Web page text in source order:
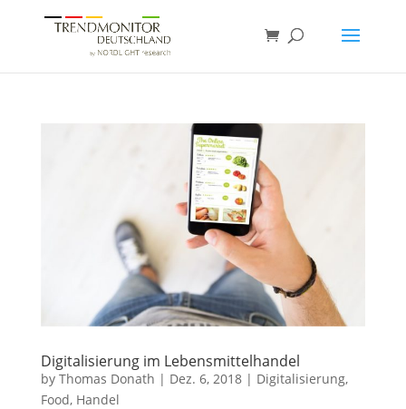
Digitalisierung im Lebensmittelhandel
by Thomas Donath | Dez. 6, 2018| Digitalisierung,
Food, Handel